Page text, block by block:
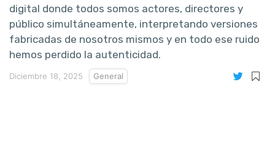
digital donde todos somos actores, directores y
público simultáneamente, interpretando versiones
fabricadas de nosotros mismos y en todo ese ruido
hemos perdido la autenticidad.
Diciembre 18, 2025 General